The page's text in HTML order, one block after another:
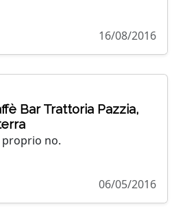
16/08/2016
Bar Trattoria Pazzia,
proprio no.
06/05/2016